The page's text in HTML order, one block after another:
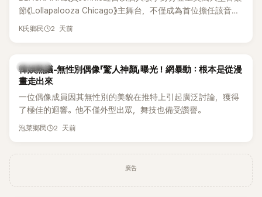
節《Lollapalooza Chicago》主舞台，不僅成為首位擔任該音樂
節Headliner（壓軸主秀）的K-POP女SOLO歌手，寫下全新紀
形容整場演出「就像一場豪華KTV」。
K氏鄉民 2 天前
熱議討論
韓娛熱議-無性別偶像「驚人神顏」曝光！網暴動：根本是從漫
畫走出來
一位偶像成員因其無性別的美貌在推特上引起廣泛討論，獲得
了極佳的迴響。他不僅外型出眾，舞技也備受讚譽。
泡菜鄉民 2 天前
廣告